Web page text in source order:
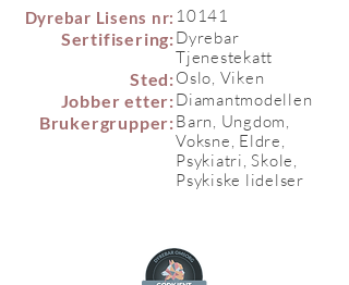
Dyrebar Lisens nr: 10141
Sertifisering:Dyrebar
Tjenestekatt
Sted:Oslo, Viken
Jobber etter:Diamantmodellen
Brukergrupper:Barn, Ungdom,
Voksne, Eldre,
Psykiatri, Skole,
Psykiske lidelser